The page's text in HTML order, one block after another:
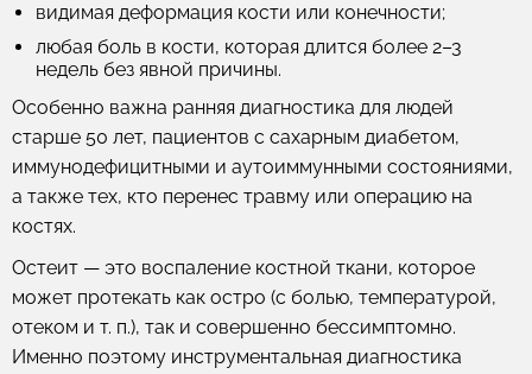
видимая деформация кости или конечности;
любая боль в кости, которая длится более 2–3
недель без явной причины.
Особенно важна ранняя диагностика для людей
старше 50 лет, пациентов с сахарным диабетом,
иммунодефицитными и аутоиммунными состояниями,
а также тех, кто перенес травму или операцию на
костях.
Остеит — это воспаление костной ткани, которое
может протекать как остро (с болью, температурой,
отеком и т. п.), так и совершенно бессимптомно.
Именно поэтому инструментальная диагностика